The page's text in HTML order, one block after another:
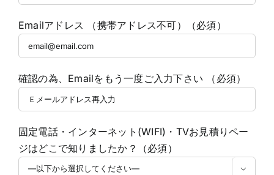
Emailアドレス （携帯アドレス不可）（必須）
確認の為、Emailをもう一度ご入力下さい （必須）
固定電話・インターネット(WIFI)・TVお見積りペー
ジはどこで知りましたか？（必須）
